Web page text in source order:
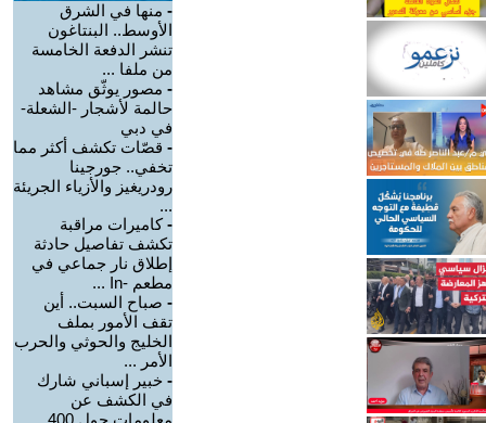
- منها في الشرق
الأوسط.. البنتاغون
تنشر الدفعة الخامسة
من ملفا ...
- مصور يوثّق مشاهد
حالمة لأشجار -الشعلة-
في دبي
- قصّات تكشف أكثر مما
تخفي.. جورجينا
رودريغيز والأزياء الجريئة
...
-كاميرات مراقبة
تكشف تفاصيل حادثة
إطلاق نار جماعي في
مطعم -In ...
- صباح السبت.. أين
تقف الأمور بملف
الخليج والحوثي والحرب
الأمر ...
- خبير إسباني شارك
في الكشف عن
معلومات حول 400